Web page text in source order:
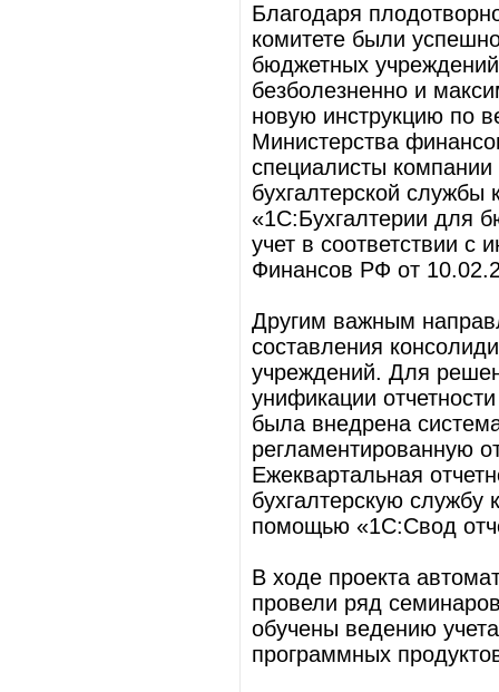
Благодаря
комитете были
бюджетных
безболезненно и
новую инструкцию по
Министерства
специалисты
бухгалтерской
«1С:Бухгалтерии для
учет в соответствии с
Финансов РФ от
Другим важным
составления
учреждений. Для
унификации
была внедрена
регламентированную
Ежеквартальная
бухгалтерскую службу
помощью «1С:Свод
В ходе проекта
провели ряд
обучены ведению
программных